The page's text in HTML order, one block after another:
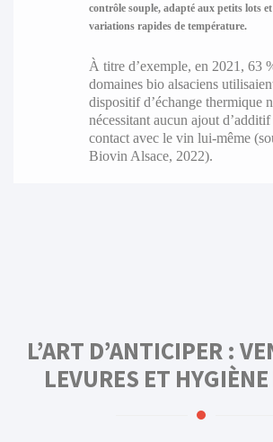
contrôle souple, adapté aux petits lots
variations rapides de température.
À titre d’exemple, en 2021, 63
domaines bio alsaciens
dispositif d’échange thermique
nécessitant aucun ajout
contact avec le vin lui-même
Biovin Alsace, 2022).
L’ART D’ANTICIPER :
LEVURES ET